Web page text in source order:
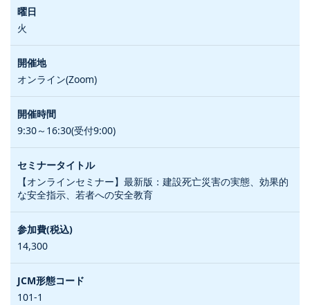
火
オンライン(Zoom)
9:30～16:30(受付9:00)
【オンラインセミナー】最新版：建設死亡災害の実態、効果的
な安全指示、若者への安全教育
14,300
101-1